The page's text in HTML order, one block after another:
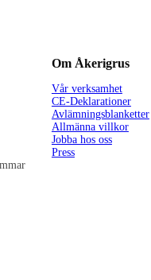
Om Åkerigrus
Vår verksamhet
CE-Deklarationer
Avlämningsblanketter
Allmänna villkor
Jobba hos oss
Press